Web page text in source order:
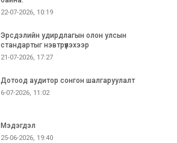
22-07-2026, 10:19
Эрсдэлийн удирдлагын олон улсын
стандартыг нэвтрүүлэхээр
21-07-2026, 17:27
Дотоод аудитор сонгон шалгаруулалт
6-07-2026, 11:02
Мэдэгдэл
25-06-2026, 19:40